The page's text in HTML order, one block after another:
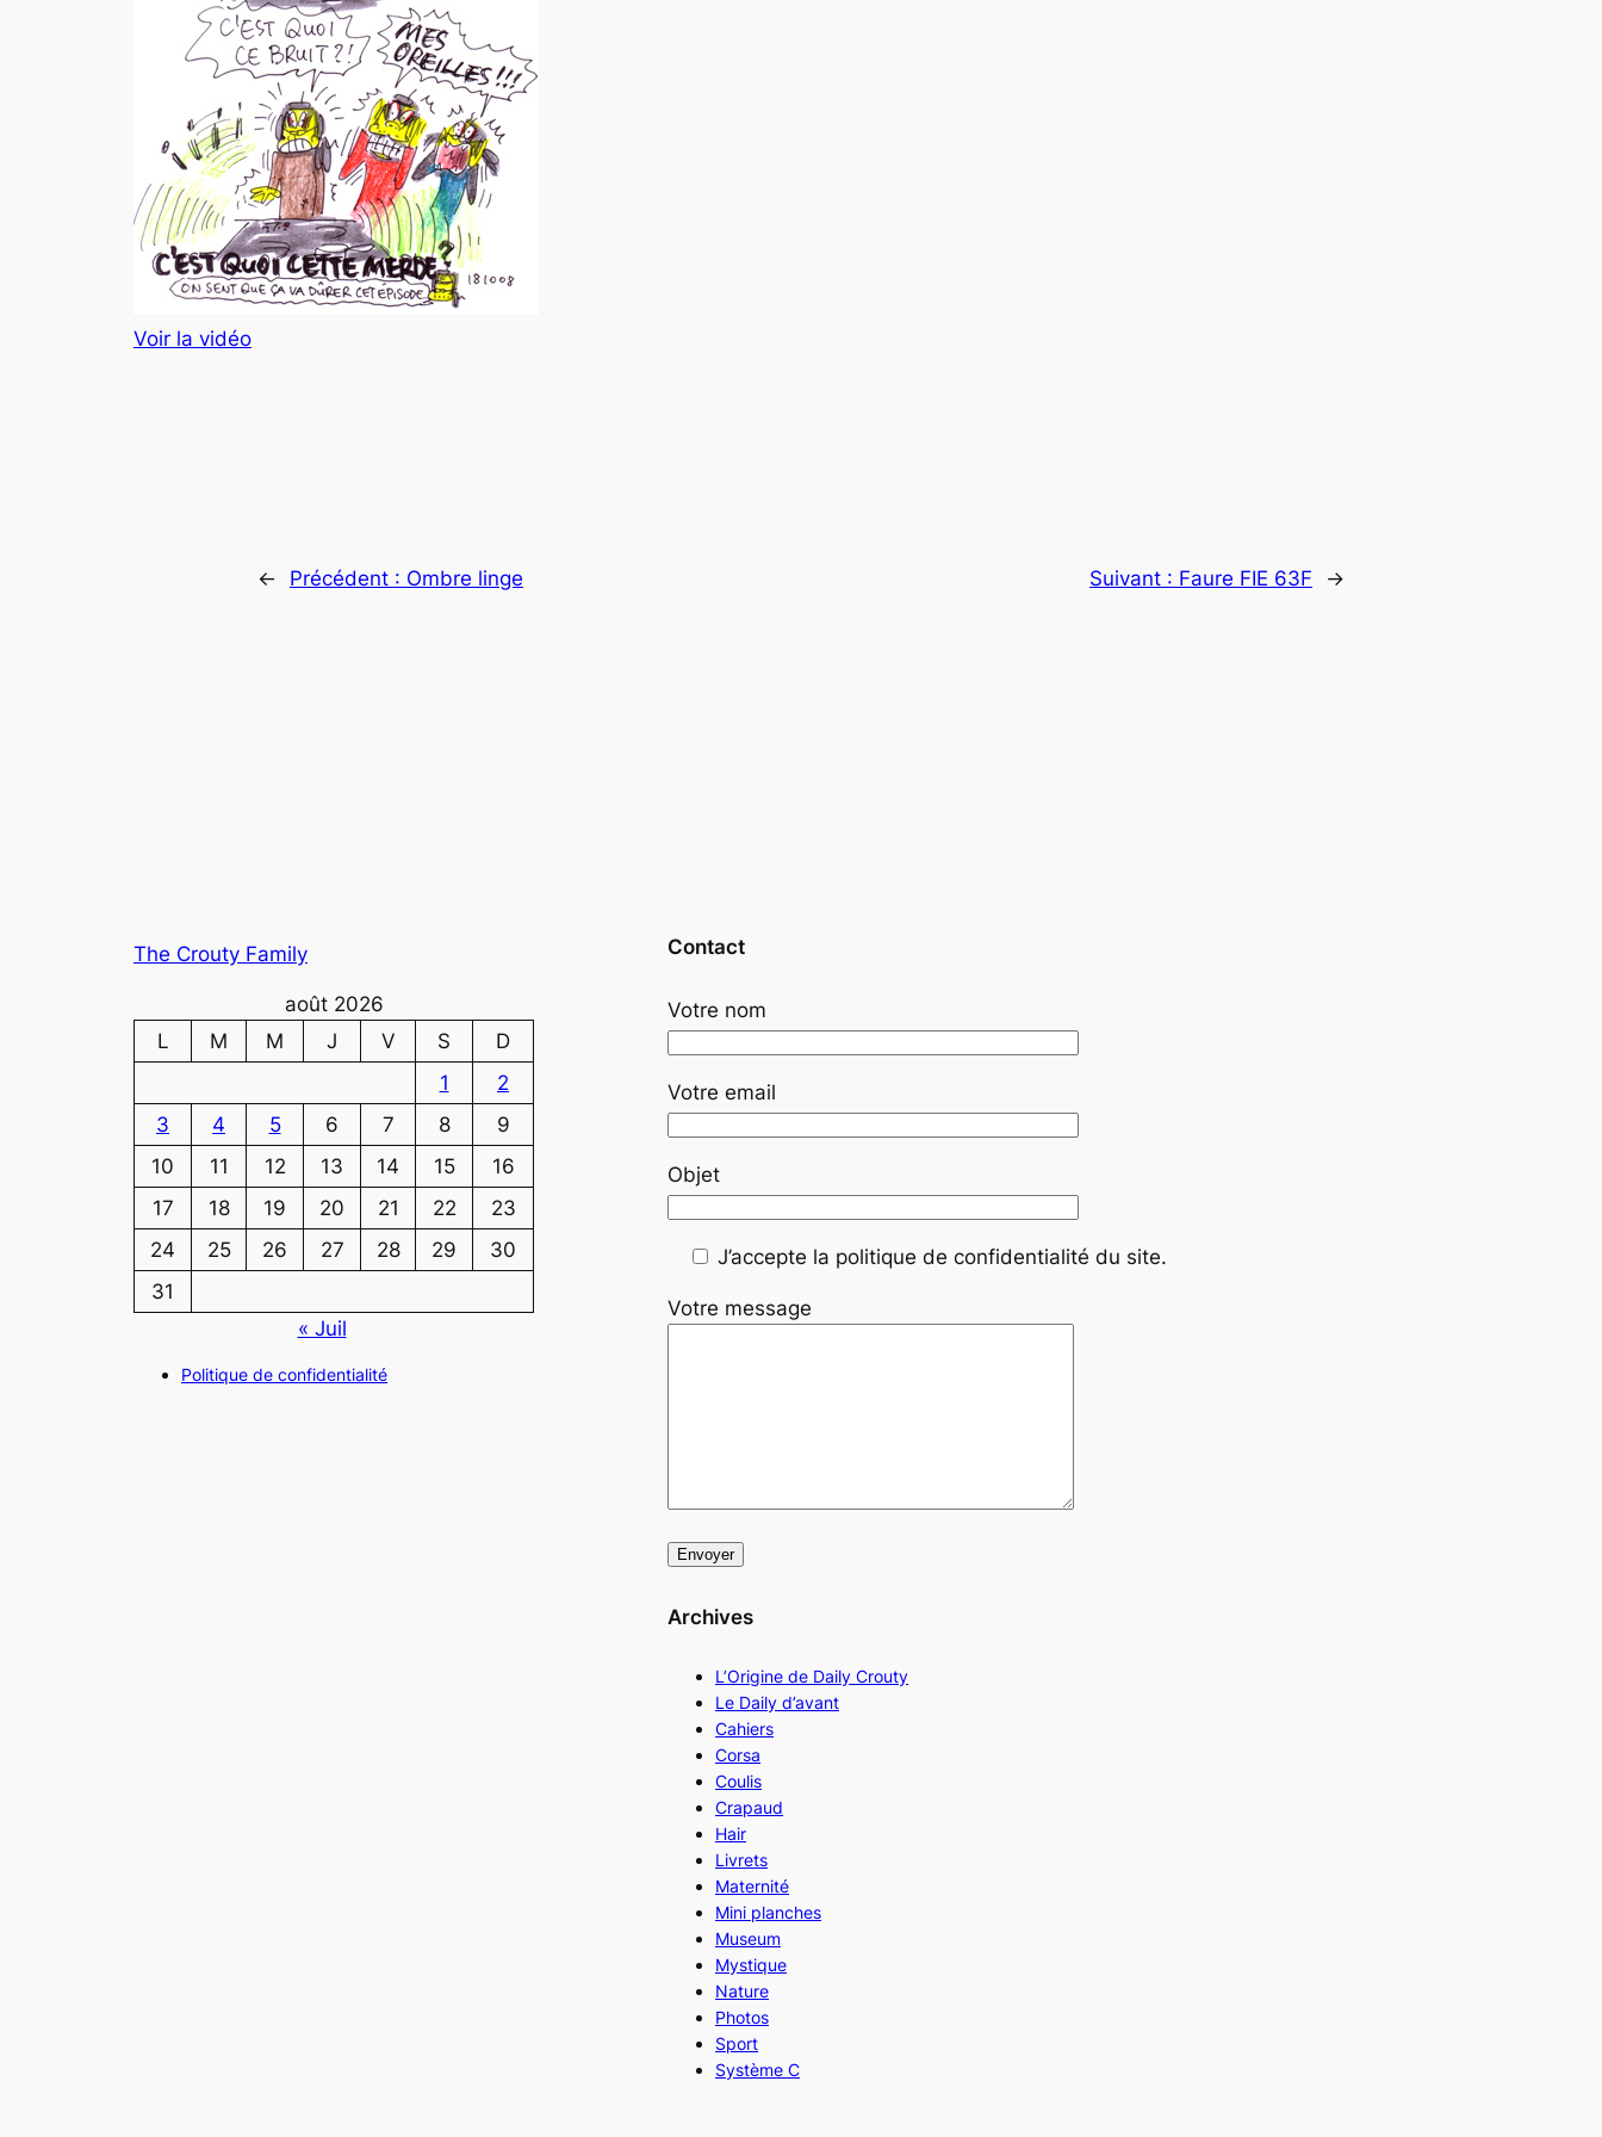
Voir la vidéo
← Précédent : Ombre linge Suivant : Faure FIE 63F →
The Crouty Family
août 2026
L
M M J V S
D
1
2
3
4 5 6 7 8
9
10
11 12 13 14 15
16
17
18 19 20 21 22
23
24
25 26 27 28 29
30
31
« Juil
Politique de confidentialité
Contact
Votre nom
Votre email
Objet
J’accepte la politique de confidentialité du site.
Votre message
Archives
L’Origine de Daily Crouty
Le Daily d’avant
Cahiers
Corsa
Coulis
Crapaud
Hair
Livrets
Maternité
Mini planches
Museum
Mystique
Nature
Photos
Sport
Système C